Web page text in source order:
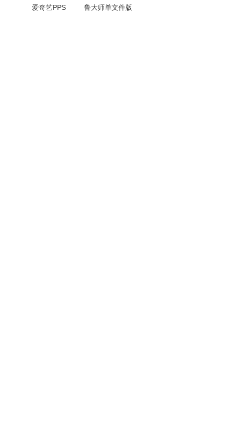
爱奇艺PPS 鲁大师单文件版